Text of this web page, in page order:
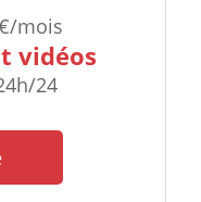
mois
vidéos
24